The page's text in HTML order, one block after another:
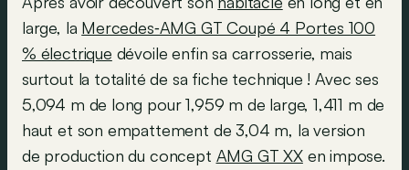
large, la Mercedes‑AMG GT Coupé 4 Portes 100
% électrique dévoile enfin sa carrosserie, mais
surtout la totalité de sa fiche technique ! Avec ses
5,094 m de long pour 1,959 m de large, 1,411 m de
haut et son empattement de 3,04 m, la version
de production du concept AMG GT XXen impose.